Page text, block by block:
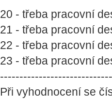
20 - třeba pracovní
21 - třeba pracovní
22 - třeba pracovní
23 - třeba pracovní
Při vyhodnocení se